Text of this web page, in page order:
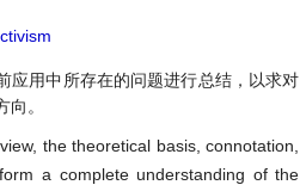
应用中所存在的问题进行总结，以求对
。
the theoretical basis, connotation,
a complete understanding of the